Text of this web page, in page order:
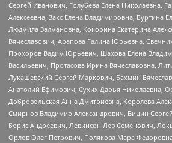
Сергей Иванович, Голубева Елена Николаевна,
Алексеевна, Закс Елена Владимировна, Буртина
Людмила Залмановна, Кокорина Екатерина
Вячеславович, Арапова Галина Юрьевна,
Прохоров Вадим Юрьевич, Шахова Елена
Васильевич, Протасова Ирина Вячеславовна,
Лукашевский Сергей Маркович, Бахмин
Анатолий Ефимович, Сухих Дарья Николаевна,
Добровольская Анна Дмитриевна, Королева
Смирнов Владимир Александрович, Вицин
Борис Андреевич, Левинсон Лев Семенович,
Орлов Олег Петрович, Полякова Мара